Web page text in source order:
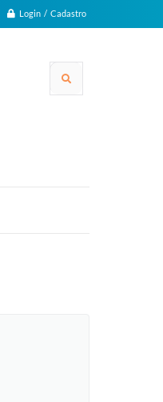
Login / Cadastro